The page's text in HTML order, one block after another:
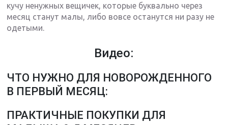
кучу ненужных вещичек, которые буквально через
месяц станут малы, либо вовсе останутся ни разу не
одетыми.
Видео:
ЧТО НУЖНО ДЛЯ НОВОРОЖДЕННОГО
В ПЕРВЫЙ МЕСЯЦ:
ПРАКТИЧНЫЕ ПОКУПКИ ДЛЯ